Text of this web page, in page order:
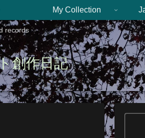
records
創作日記
My Collection